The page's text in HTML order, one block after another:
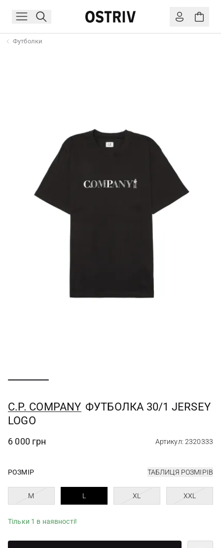
Футболки
C.P. COMPANY ФУТБОЛКА 30/1 JERSEY
LOGO
6 000 грн Артикул: 2320333
РОЗМІР ТАБЛИЦЯ РОЗМІРІВ
M L XL XXL
Тільки 1 в наявності!